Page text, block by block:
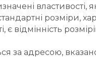
розміри,
відмінність
адресою,